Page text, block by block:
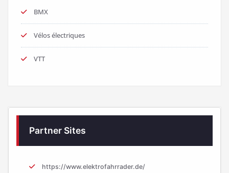
BMX
Vélos électriques
VTT
Partner Sites
https://www.elektrofahrrader.de/